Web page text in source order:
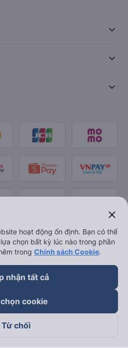
keyboard_arrow_down
keyboard_arrow_down
keyboard_arrow_down
close
hoạt động ổn định. Bạn có thể
chọn bất kỳ lúc nào trong phần
trong Chính sách Cookie.
nhận tất cả
cookie
Từ chối